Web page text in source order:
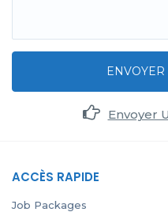
Envoyer
ACCÈS RAPIDE
Job Packages